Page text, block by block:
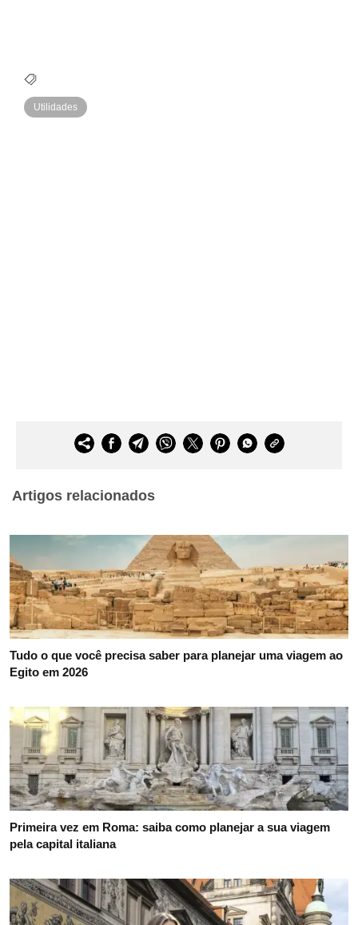
Utilidades
Artigos relacionados
Tudo o que você precisa saber para planejar uma viagem ao
Egito em 2026
Primeira vez em Roma: saiba como planejar a sua viagem
pela capital italiana